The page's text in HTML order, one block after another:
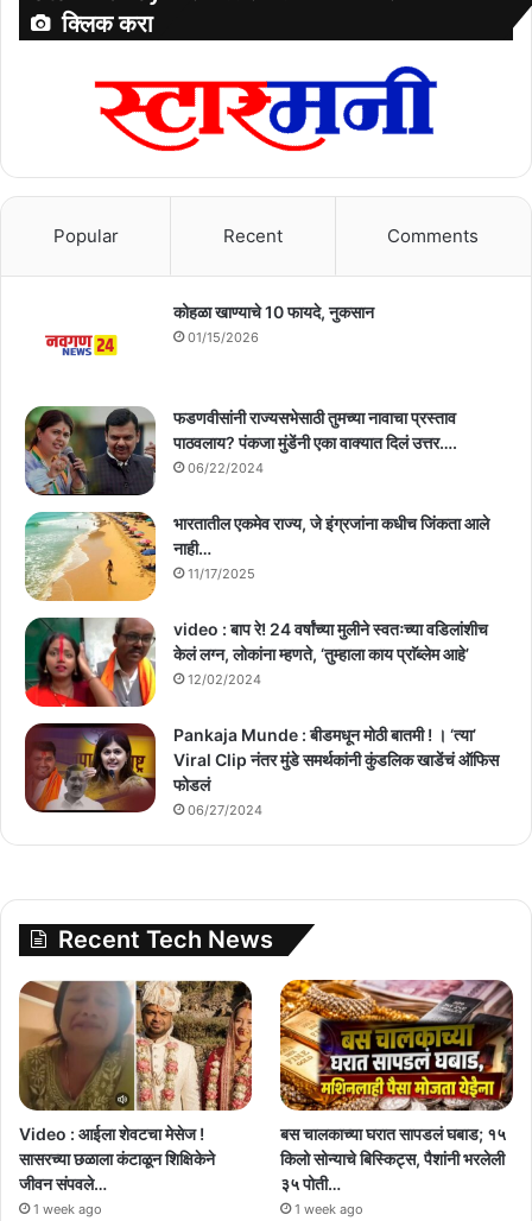
क्लिक करा
Popular Recent Comments
कोहळा खाण्याचे 10 फायदे, नुकसान
01/15/2026
फडणवीसांनी राज्यसभेसाठी तुमच्या नावाचा प्रस्ताव
पाठवलाय? पंकजा मुंडेंनी एका वाक्यात दिलं उत्तर….
06/22/2024
भारतातील एकमेव राज्य, जे इंग्रजांना कधीच जिंकता आले
नाही…
11/17/2025
video : बाप रे! 24 वर्षांच्या मुलीने स्वतःच्या वडिलांशीच
केलं लग्न, लोकांना म्हणते, ‘तुम्हाला काय प्राॅब्लेम आहे’
12/02/2024
Pankaja Munde : बीडमधून मोठी बातमी ! । ‘त्या’
Viral Clip नंतर मुंडे समर्थकांनी कुंडलिक खाडेंचं ऑफिस
फोडलं
06/27/2024
Recent Tech News
Video : आईला शेवटचा मेसेज !
सासरच्या छळाला कंटाळून शिक्षिकेने
जीवन संपवले…
1 week ago
बस चालकाच्या घरात सापडलं घबाड; १५
किलो सोन्याचे बिस्किट्स, पैशांनी भरलेली
३५ पोती…
1 week ago